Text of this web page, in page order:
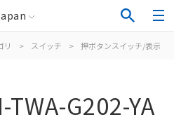
リ > スイッチ > 押ボタンスイッチ/表示灯
G202-YA